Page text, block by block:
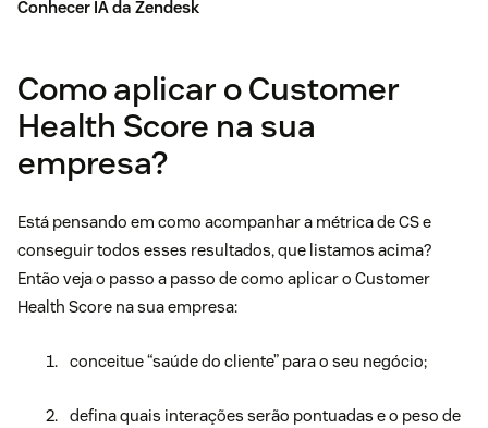
Conhecer IA da Zendesk
Como aplicar o Customer
Health Score na sua
empresa?
Está pensando em como acompanhar a métrica de CS e
conseguir todos esses resultados, que listamos acima?
Então veja o passo a passo de como aplicar o Customer
Health Score na sua empresa:
conceitue “saúde do cliente” para o seu negócio;
defina quais interações serão pontuadas e o peso de